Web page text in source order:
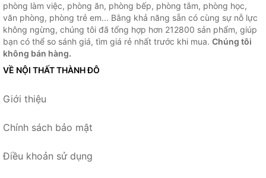
phòng làm việc, phòng ăn, phòng bếp, phòng tắm, phòng học,
văn phòng, phòng trẻ em... Bằng khả năng sẵn có cùng sự nỗ lực
không ngừng, chúng tôi đã tổng hợp hơn 212800 sản phẩm, giúp
bạn có thể so sánh giá, tìm giá rẻ nhất trước khi mua. Chúng tôi
không bán hàng.
VỀ NỘI THẤT THÀNH ĐÔ
Giới thiệu
Chính sách bảo mật
Điều khoản sử dụng